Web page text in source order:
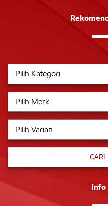
CARI
Info